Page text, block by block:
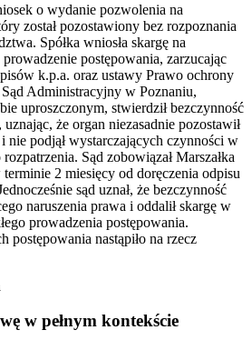
o wydanie pozwolenia na
został pozostawiony bez rozpoznania
Spółka wniosła skargę na
postępowania, zarzucając
k.p.a. oraz ustawy Prawo ochrony
Administracyjny w Poznaniu,
uproszczonym, stwierdził bezczynność
że organ niezasadnie pozostawił
nie podjął wystarczających czynności w
Sąd zobowiązał Marszałka
2 miesięcy od doręczenia odpisu
sąd uznał, że bezczynność
naruszenia prawa i oddalił skargę w
prowadzenia postępowania.
postępowania nastąpiło na rzecz
w pełnym kontekście